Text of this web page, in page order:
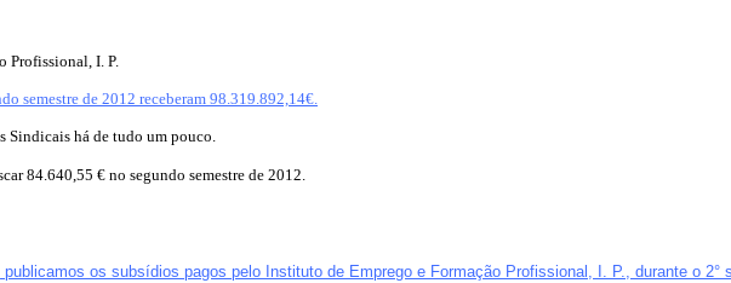
Profissional, I. P.
semestre de 2012 receberam 98.319.892,14€.
Sindicais há de tudo um pouco.
84.640,55 € no segundo semestre de 2012.
os subsídios pagos pelo Instituto de Emprego e Formação Profissional, I. P., durante o 2°